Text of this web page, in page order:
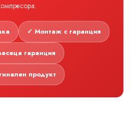
✓ Монтаж с гаранция
гаранция
продукт